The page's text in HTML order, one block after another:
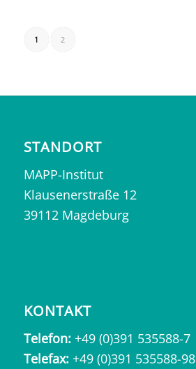
1 2
STANDORT
MAPP-Institut
Klausenerstraße 12
39112 Magdeburg
KONTAKT
Telefon: +49 (0)391 535588-7
Telefax: +49 (0)391 535588-98